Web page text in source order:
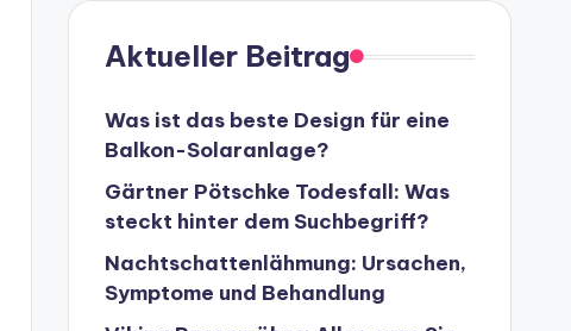
Aktueller Beitrag
Was ist das beste Design für eine
Balkon-Solaranlage?
Gärtner Pötschke Todesfall: Was
steckt hinter dem Suchbegriff?
Nachtschattenlähmung: Ursachen,
Symptome und Behandlung